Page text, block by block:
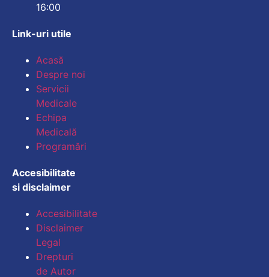
16:00
Link-uri utile
Acasă
Despre noi
Servicii
Medicale
Echipa
Medicală
Programări
Accesibilitate
si disclaimer
Accesibilitate
Disclaimer
Legal
Drepturi
de Autor